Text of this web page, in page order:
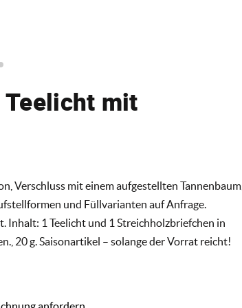
Teelicht mit
Verschluss mit einem aufgestellten Tannenbaum,
und Füllvarianten auf Anfrage.
Inhalt: 1 Teelicht und 1 Streichholzbriefchen in
20 g. Saisonartikel – solange der Vorrat reicht!